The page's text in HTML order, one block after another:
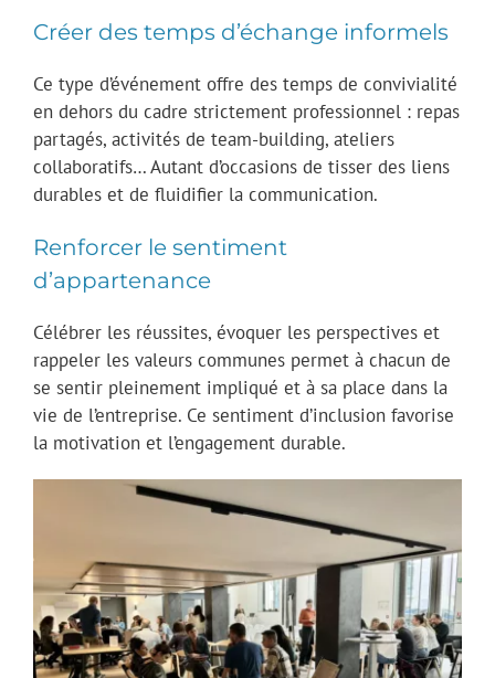
Créer des temps d’échange informels
Ce type d’événement offre des temps de convivialité
en dehors du cadre strictement professionnel : repas
partagés, activités de team-building, ateliers
collaboratifs… Autant d’occasions de tisser des liens
durables et de fluidifier la communication.
Renforcer le sentiment
d’appartenance
Célébrer les réussites, évoquer les perspectives et
rappeler les valeurs communes permet à chacun de
se sentir pleinement impliqué et à sa place dans la
vie de l’entreprise. Ce sentiment d’inclusion favorise
la motivation et l’engagement durable.